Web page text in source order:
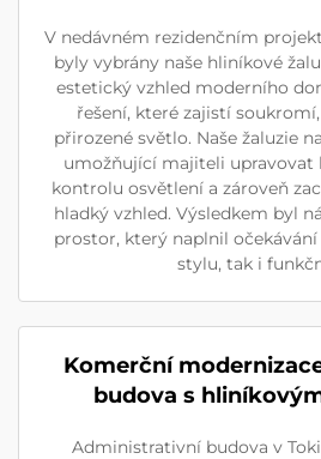
V nedávném rezidenčním
byly vybrány naše hliníkové
estetický vzhled moderního
řešení, které zajistí
přirozené světlo. Naše žaluzie
umožňující majiteli
kontrolu osvětlení a zároveň
hladký vzhled. Výsledkem byl
prostor, který naplnil očekávání
stylu, tak i
Komerční
budova s
Administrativní budova v